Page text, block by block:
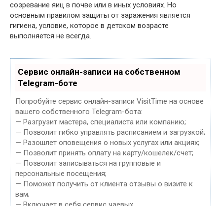
созревание яиц в почве или в иных условиях. Но
основным правилом защиты от заражения является
гигиена, условие, которое в детском возрасте
выполняется не всегда.
Сервис онлайн-записи на собственном
Telegram-боте
Попробуйте сервис онлайн-записи VisitTime на основе
вашего собственного Telegram-бота:
— Разгрузит мастера, специалиста или компанию;
— Позволит гибко управлять расписанием и загрузкой;
— Разошлет оповещения о новых услугах или акциях;
— Позволит принять оплату на карту/кошелек/счет;
— Позволит записываться на групповые и
персональные посещения;
— Поможет получить от клиента отзывы о визите к
вам;